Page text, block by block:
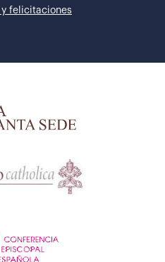
y felicitaciones